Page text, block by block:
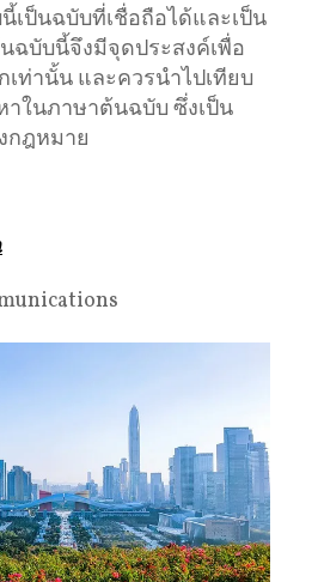
เป็นฉบับที่เชื่อถือได้และเป็น
ฉบับนี้จึงมีจุดประสงค์เพื่อ
ท่านั้น และควรนำไปเทียบ
าในภาษาต้นฉบับ ซึ่งเป็น
กฎหมาย